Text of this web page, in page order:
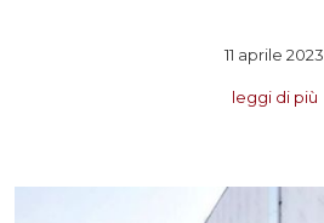
11 aprile 2023
leggi di più